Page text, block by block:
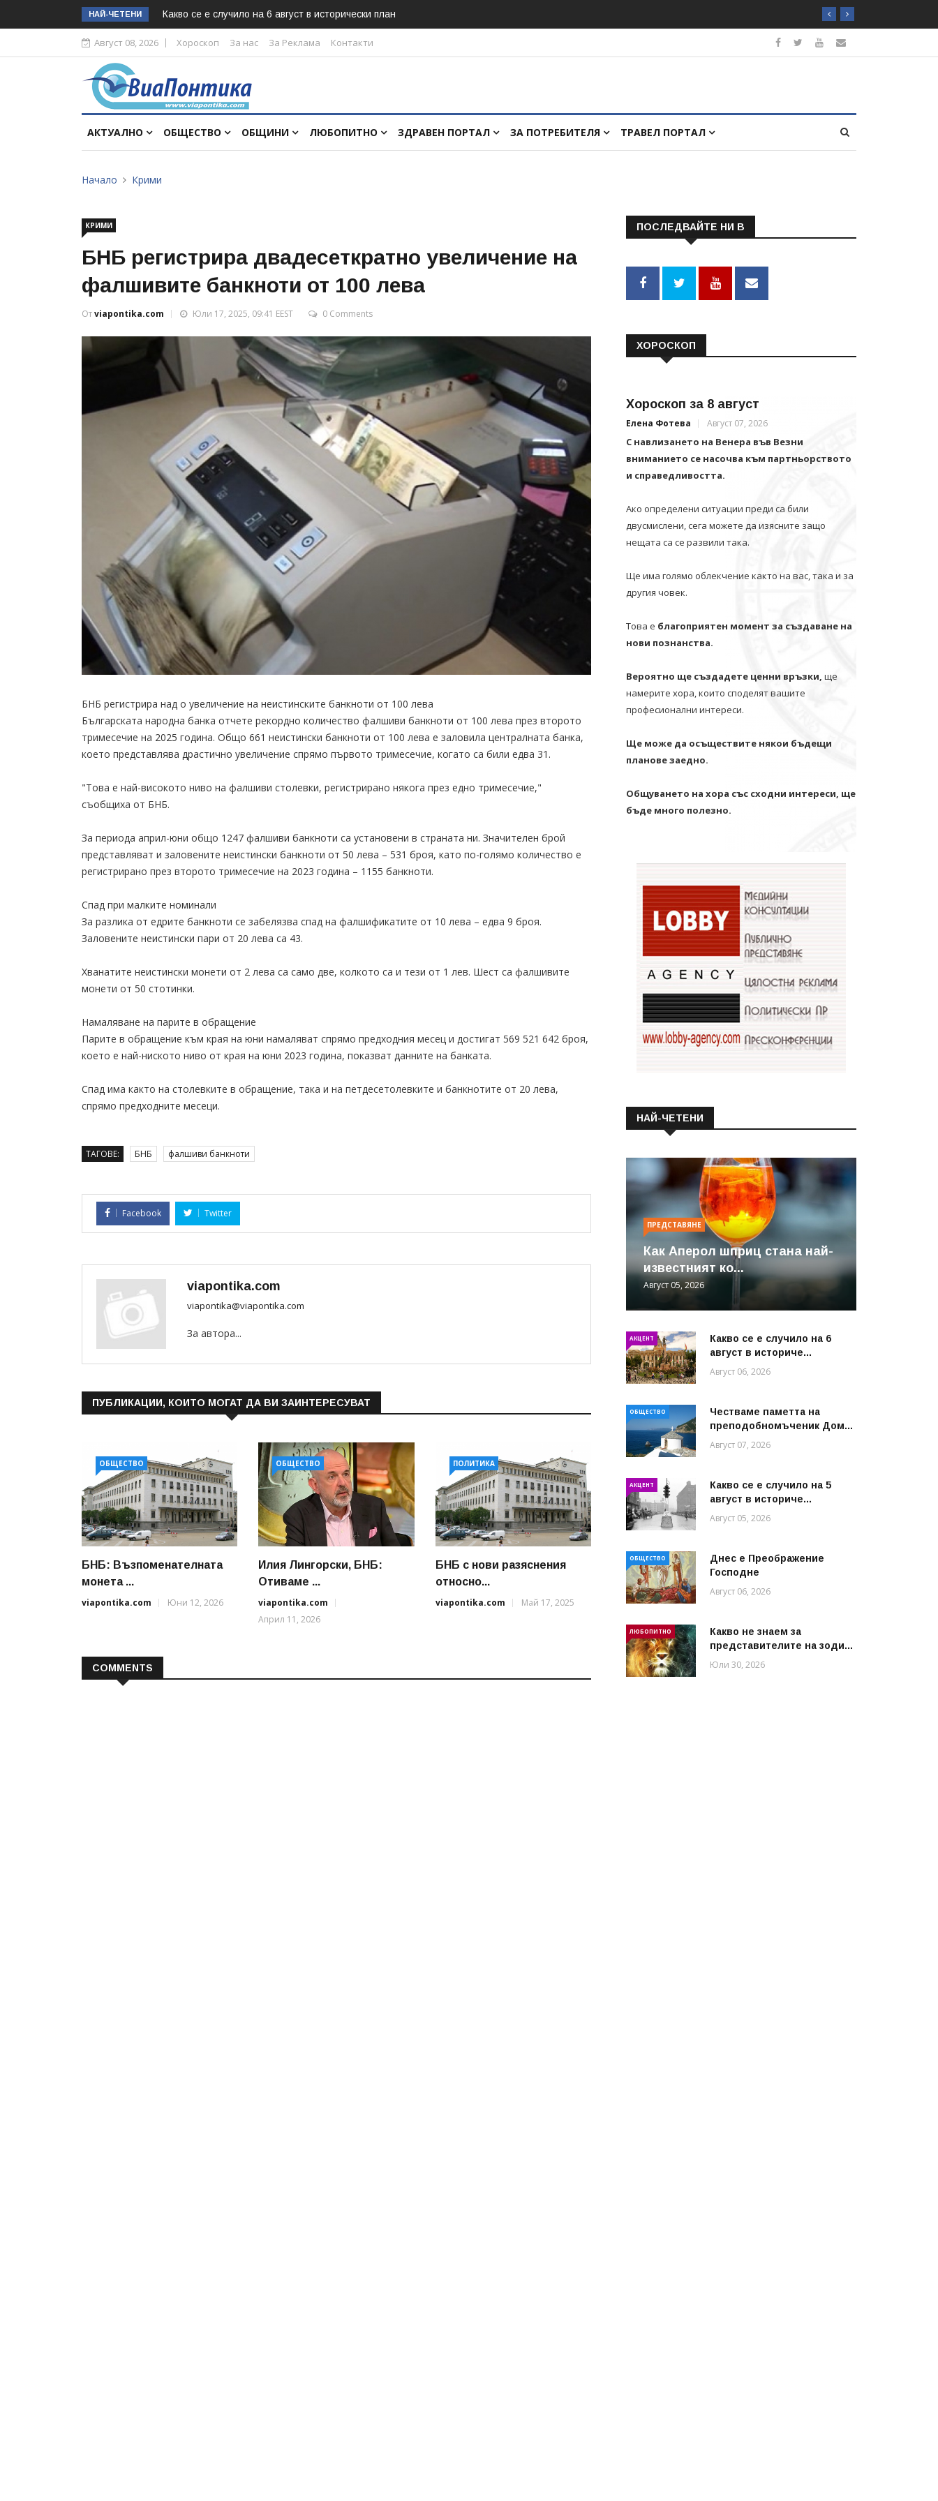
НАЙ-ЧЕТЕНИ Какво се е случило на 6 август в исторически план
Август 08, 2026 Хороскоп За нас За Реклама Контакти
АКТУАЛНО ОБЩЕСТВО ОБЩИНИ ЛЮБОПИТНО ЗДРАВЕН ПОРТАЛ ЗА ПОТРЕБИТЕЛЯ ТРАВЕЛ ПОРТАЛ
Начало Крими
КРИМИ
БНБ регистрира двадесеткратно увеличение на
фалшивите банкноти от 100 лева
Отviapontika.com Юли 17, 2025, 09:41 EEST 0 Comments
БНБ регистрира над о увеличение на неистинските банкноти от 100 лева
Българската народна банка отчете рекордно количество фалшиви банкноти от 100 лева през второто
тримесечие на 2025 година. Общо 661 неистински банкноти от 100 лева е заловила централната банка,
което представлява драстично увеличение спрямо първото тримесечие, когато са били едва 31.
"Това е най-високото ниво на фалшиви столевки, регистрирано някога през едно тримесечие,"
съобщиха от БНБ.
За периода април-юни общо 1247 фалшиви банкноти са установени в страната ни. Значителен брой
представляват и заловените неистински банкноти от 50 лева – 531 броя, като по-голямо количество е
регистрирано през второто тримесечие на 2023 година – 1155 банкноти.
Спад при малките номинали
За разлика от едрите банкноти се забелязва спад на фалшификатите от 10 лева – едва 9 броя.
Заловените неистински пари от 20 лева са 43.
Хванатите неистински монети от 2 лева са само две, колкото са и тези от 1 лев. Шест са фалшивите
монети от 50 стотинки.
Намаляване на парите в обращение
Парите в обращение към края на юни намаляват спрямо предходния месец и достигат 569 521 642 броя,
което е най-ниското ниво от края на юни 2023 година, показват данните на банката.
Спад има както на столевките в обращение, така и на петдесетолевките и банкнотите от 20 лева,
спрямо предходните месеци.
ТАГОВЕ: БНБ фалшиви банкноти
Facebook Twitter
viapontika.com
viapontika@viapontika.com
За автора...
ПУБЛИКАЦИИ, КОИТО МОГАТ ДА ВИ ЗАИНТЕРЕСУВАТ
ОБЩЕСТВО
БНБ: Възпоменателната
монета ...
viapontika.com
Юни 12, 2026
ОБЩЕСТВО
Илия Лингорски, БНБ:
Отиваме ...
viapontika.com
Април 11, 2026
ПОЛИТИКА
БНБ с нови разяснения
относно...
viapontika.com
Май 17, 2025
COMMENTS
ПОСЛЕДВАЙТЕ НИ В
ХОРОСКОП
Хороскоп за 8 август
Елена Фотева Август 07, 2026
С навлизането на Венера във Везни
вниманието се насочва към партньорството
и справедливостта.
Ако определени ситуации преди са били
двусмислени, сега можете да изясните защо
нещата са се развили така.
Ще има голямо облекчение както на вас, така и за
другия човек.
Това е благоприятен момент за създаване на
нови познанства.
Вероятно ще създадете ценни връзки, ще
намерите хора, които споделят вашите
професионални интереси.
Ще може да осъществите някои бъдещи
планове заедно.
Общуването на хора със сходни интереси, ще
бъде много полезно.
НАЙ-ЧЕТЕНИ
ПРЕДСТАВЯНЕ
Как Аперол шприц стана най-
известният ко...
Август 05, 2026
АКЦЕНТ
Какво се е случило на 6
август в историче...
Август 06, 2026
ОБЩЕСТВО
Честваме паметта на
преподобномъченик Дом...
Август 07, 2026
АКЦЕНТ
Какво се е случило на 5
август в историче...
Август 05, 2026
ОБЩЕСТВО
Днес е Преображение
Господне
Август 06, 2026
ЛЮБОПИТНО
Какво не знаем за
представителите на зоди...
Юли 30, 2026